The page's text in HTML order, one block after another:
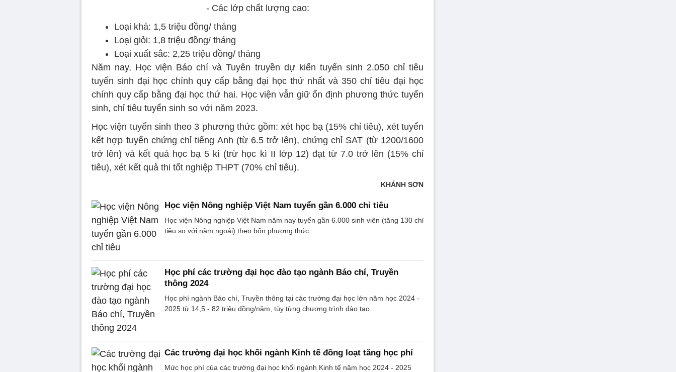
- Các lớp chất lượng cao:
Loại khá: 1,5 triệu đồng/ tháng
Loại giỏi: 1,8 triệu đồng/ tháng
Loại xuất sắc: 2,25 triệu đồng/ tháng
Năm nay, Học viện Báo chí và Tuyên truyền dự kiến tuyển sinh 2.050 chỉ tiêu
tuyển sinh đại học chính quy cấp bằng đại học thứ nhất và 350 chỉ tiêu đại học
chính quy cấp bằng đại học thứ hai. Học viện vẫn giữ ổn định phương thức tuyển
sinh, chỉ tiêu tuyển sinh so với năm 2023.
Học viện tuyển sinh theo 3 phương thức gồm: xét học bạ (15% chỉ tiêu), xét tuyển
kết hợp tuyển chứng chỉ tiếng Anh (từ 6.5 trở lên), chứng chỉ SAT (từ 1200/1600
trở lên) và kết quả học bạ 5 kì (trừ học kì II lớp 12) đạt từ 7.0 trở lên (15% chỉ
tiêu), xét kết quả thi tốt nghiệp THPT (70% chỉ tiêu).
KHÁNH SƠN
Học viện Nông nghiệp Việt Nam tuyển gần 6.000 chỉ tiêu
Học viện Nông nghiệp Việt Nam năm nay tuyển gần 6.000 sinh viên (tăng 130 chỉ
tiêu so với năm ngoái) theo bốn phương thức.
Học phí các trường đại học đào tạo ngành Báo chí, Truyền
thông 2024
Học phí ngành Báo chí, Truyền thông tại các trường đại học lớn năm học 2024 -
2025 từ 14,5 - 82 triệu đồng/năm, tùy từng chương trình đào tạo.
Các trường đại học khối ngành Kinh tế đồng loạt tăng học phí
Mức học phí của các trường đại học khối ngành Kinh tế năm học 2024 - 2025